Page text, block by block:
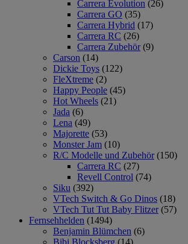
Carrera Evolution (26)
Carrera GO (35)
Carrera Hybrid (17)
Carrera RC (26)
Carrera Zubehör (9)
Carson (14)
Dickie Toys (122)
FleXtreme (2)
Happy People (45)
Hot Wheels (21)
Jada (6)
Lena (49)
Majorette (53)
Monster Jam (10)
R/C Modelle und Zubehör (150)
Carrera RC (27)
Revell Control (74)
Siku (392)
VTech Switch & Go Dinos (18)
VTech Tut Tut Baby Flitzer (57)
Fernsehhelden (1494)
Benjamin Blümchen (6)
Bibi Blocksberg (14)